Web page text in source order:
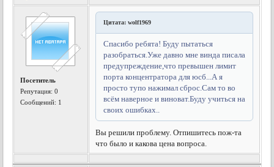
Посетитель
Репутация:0
Сообщений: 1
Цитата: wolf1969
Спасибо ребята! Буду пытаться
разобраться.Уже давно мне винда писала
предупреждение,что превышен лимит
порта концентратора для юсб...А я
просто тупо нажимал сброс.Сам то во
всём наверное и виноват.Буду учиться на
своих ошибках..
Вы решили проблему. Отпишитесь пож-та
что было и какова цена вопроса.